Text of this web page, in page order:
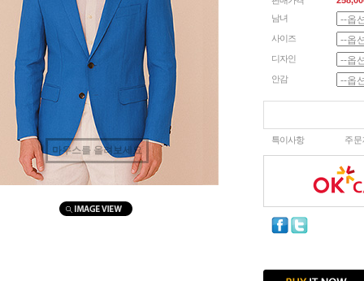
마우스를 올려보세요
남녀
사이즈
디자인
안감
특이사항 주